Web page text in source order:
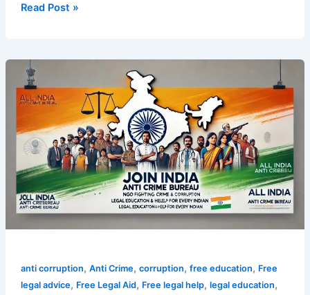
Read Post »
anti corruption, Anti Crime, corruption, free education, Free
legal advice, Free Legal Aid, Free legal help, legal education,
Join
All
India
Crime
Bureau
–
Fight
Crime
&
Corruption